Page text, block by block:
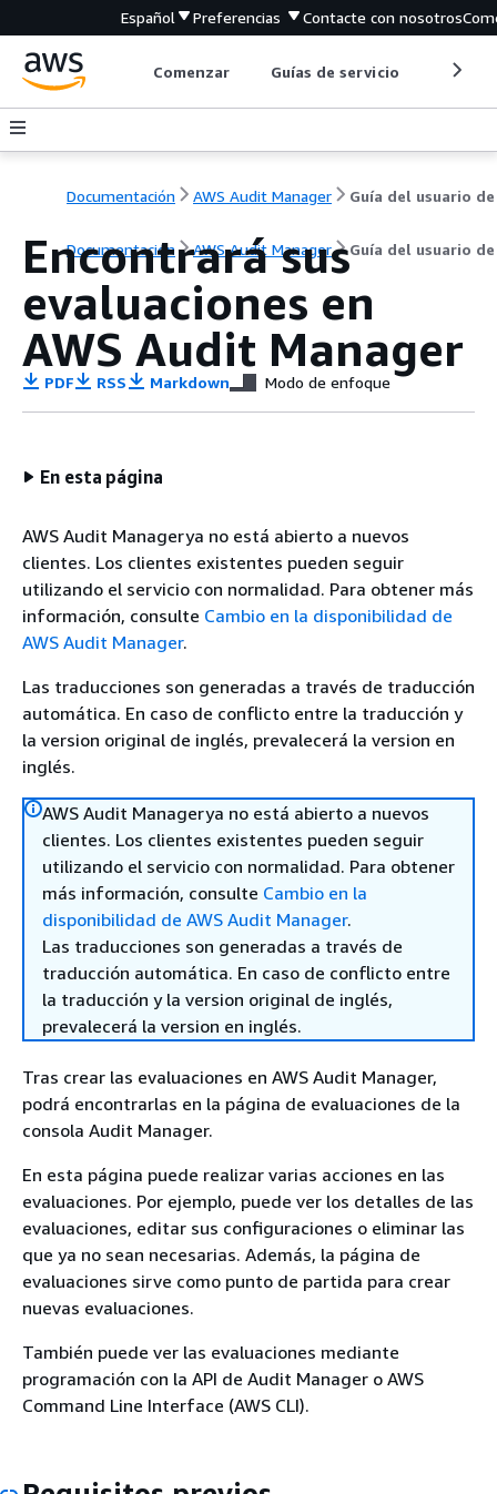
Español Preferencias Contacte con nosotros
Comenzar Guías de servicio
Documentación AWS Audit Manager Guía del usuario de
Documentación AWS Audit Manager Guía del usuario de
Encontrará sus
evaluaciones en
AWS Audit Manager
PDF RSS Markdown Modo de enfoque
En esta página
AWS Audit Managerya no está abierto a nuevos
clientes. Los clientes existentes pueden seguir
utilizando el servicio con normalidad. Para obtener más
información, consulte Cambio en la disponibilidad de
AWS Audit Manager.
Las traducciones son generadas a través de traducción
automática. En caso de conflicto entre la traducción y
la version original de inglés, prevalecerá la version en
inglés.
AWS Audit Managerya no está abierto a nuevos
clientes. Los clientes existentes pueden seguir
utilizando el servicio con normalidad. Para obtener
más información, consulte Cambio en la
disponibilidad de AWS Audit Manager.
Las traducciones son generadas a través de
traducción automática. En caso de conflicto entre
la traducción y la version original de inglés,
prevalecerá la version en inglés.
Tras crear las evaluaciones en AWS Audit Manager,
podrá encontrarlas en la página de evaluaciones de la
consola Audit Manager.
En esta página puede realizar varias acciones en las
evaluaciones. Por ejemplo, puede ver los detalles de las
evaluaciones, editar sus configuraciones o eliminar las
que ya no sean necesarias. Además, la página de
evaluaciones sirve como punto de partida para crear
nuevas evaluaciones.
También puede ver las evaluaciones mediante
programación con la API de Audit Manager o AWS
Command Line Interface (AWS CLI).